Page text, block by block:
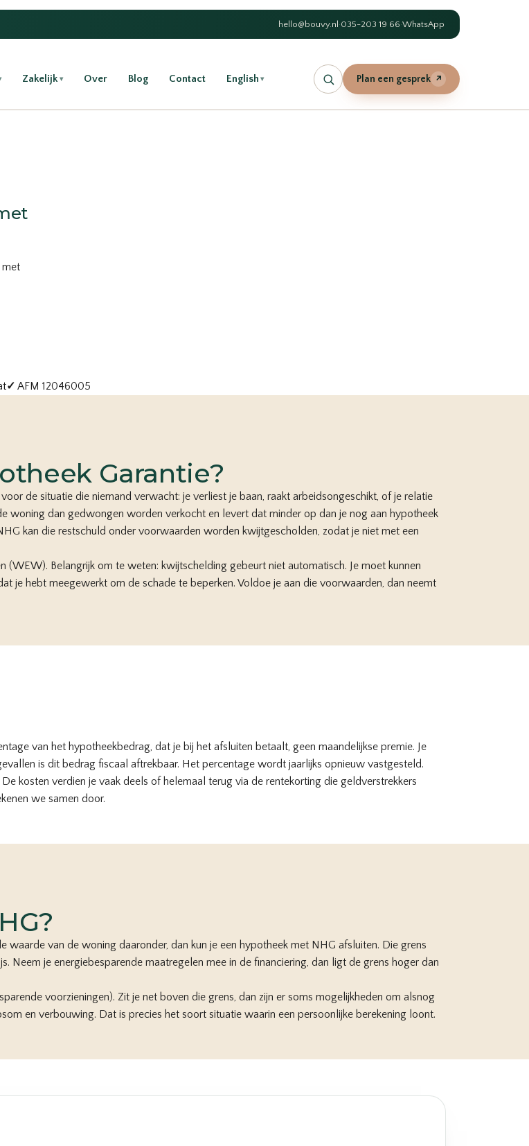
hello@bouvy.nl ·035-203 19 66·WhatsApp
Zakelijk ▾ Over Blog Contact English ▾ Plan een gesprek ↗
met
✓ AFM 12046005
Garantie?
de situatie die niemand verwacht: je verliest je baan, raakt arbeidsongeschikt, of je relatie
woning dan gedwongen worden verkocht en levert dat minder op dan je nog aan hypotheek
kan die restschuld onder voorwaarden worden kwijtgescholden, zodat je niet met een
Belangrijk om te weten: kwijtschelding gebeurt niet automatisch. Je moet kunnen
je hebt meegewerkt om de schade te beperken. Voldoe je aan die voorwaarden, dan neemt
van het hypotheekbedrag, dat je bij het afsluiten betaalt, geen maandelijkse premie. Je
is dit bedrag fiscaal aftrekbaar. Het percentage wordt jaarlijks opnieuw vastgesteld.
kosten verdien je vaak deels of helemaal terug via de rentekorting die geldverstrekkers
we samen door.
van de woning daaronder, dan kun je een hypotheek met NHG afsluiten. Die grens
Neem je energiebesparende maatregelen mee in de financiering, dan ligt de grens hoger dan
voorzieningen). Zit je net boven die grens, dan zijn er soms mogelijkheden om alsnog
en verbouwing. Dat is precies het soort situatie waarin een persoonlijke berekening loont.